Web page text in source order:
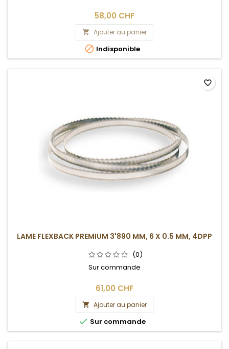
58,00 CHF
 Ajouter au panier
 Indisponible
LAME FLEXBACK PREMIUM 3'890 MM, 6 X 0.5 MM, 4DPP
(0)
Sur commande
61,00 CHF
 Ajouter au panier
 Sur commande
favorite_border